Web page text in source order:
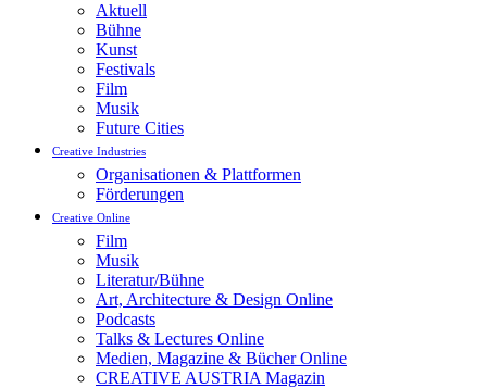
Aktuell
Bühne
Kunst
Festivals
Film
Musik
Future Cities
Creative Industries
Organisationen & Plattformen
Förderungen
Creative Online
Film
Musik
Literatur/Bühne
Art, Architecture & Design Online
Podcasts
Talks & Lectures Online
Medien, Magazine & Bücher Online
CREATIVE AUSTRIA Magazin